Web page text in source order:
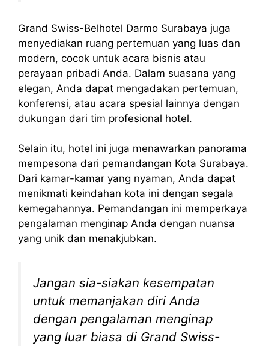
Grand Swiss-Belhotel Darmo Surabaya juga
menyediakan ruang pertemuan yang luas dan
modern, cocok untuk acara bisnis atau
perayaan pribadi Anda. Dalam suasana yang
elegan, Anda dapat mengadakan pertemuan,
konferensi, atau acara spesial lainnya dengan
dukungan dari tim profesional hotel.
Selain itu, hotel ini juga menawarkan panorama
mempesona dari pemandangan Kota Surabaya.
Dari kamar-kamar yang nyaman, Anda dapat
menikmati keindahan kota ini dengan segala
kemegahannya. Pemandangan ini memperkaya
pengalaman menginap Anda dengan nuansa
yang unik dan menakjubkan.
Jangan sia-siakan kesempatan
untuk memanjakan diri Anda
dengan pengalaman menginap
yang luar biasa di Grand Swiss-